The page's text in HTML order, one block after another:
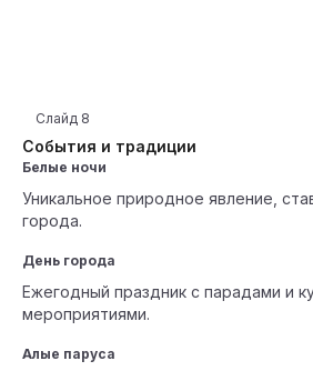
События и традиции
Слайд 8
Белые ночи
Уникальное природное явление,
города.
День города
Ежегодный праздник с парадами и
мероприятиями.
Алые паруса